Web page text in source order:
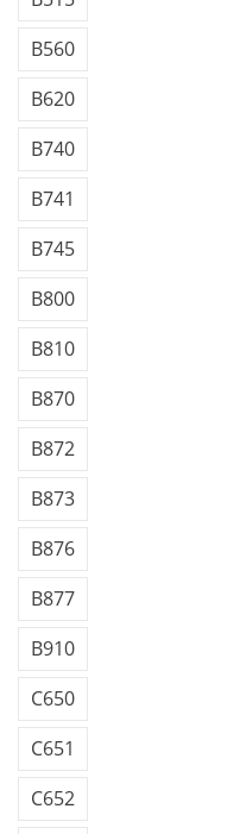
B560
B620
B740
B741
B745
B800
B810
B870
B872
B873
B876
B877
B910
C650
C651
C652